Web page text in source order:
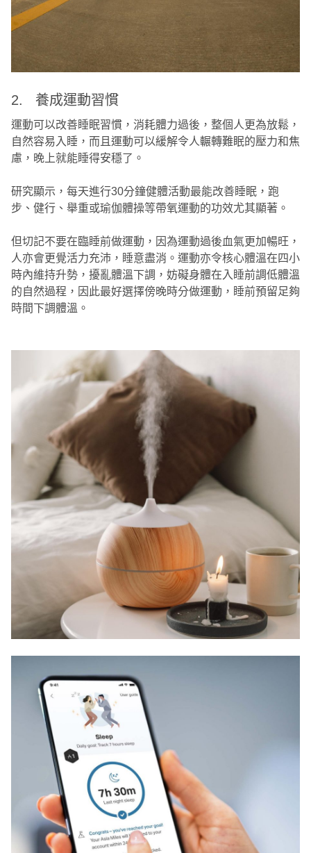
2. 養成運動習慣
運動可以改善睡眠習慣，消耗體力過後，整個人更為放鬆，
自然容易入睡，而且運動可以緩解令人輾轉難眠的壓力和焦
慮，晚上就能睡得安穩了。
研究顯示，每天進行30分鐘健體活動最能改善睡眠，跑
步、健行、舉重或瑜伽體操等帶氧運動的功效尤其顯著。
但切記不要在臨睡前做運動，因為運動過後血氣更加暢旺，
人亦會更覺活力充沛，睡意盡消。運動亦令核心體溫在四小
時內維持升勢，擾亂體溫下調，妨礙身體在入睡前調低體溫
的自然過程，因此最好選擇傍晚時分做運動，睡前預留足夠
時間下調體溫。